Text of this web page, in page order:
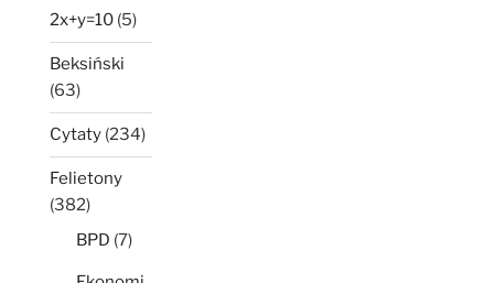
2x+y=10 (5)
Beksiński
(63)
Cytaty (234)
Felietony
(382)
BPD (7)